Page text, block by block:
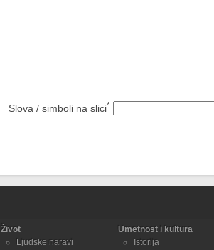
Slova / simboli na slici*
Život
Ljudske naravi
Umetnost i kultura
Istorija